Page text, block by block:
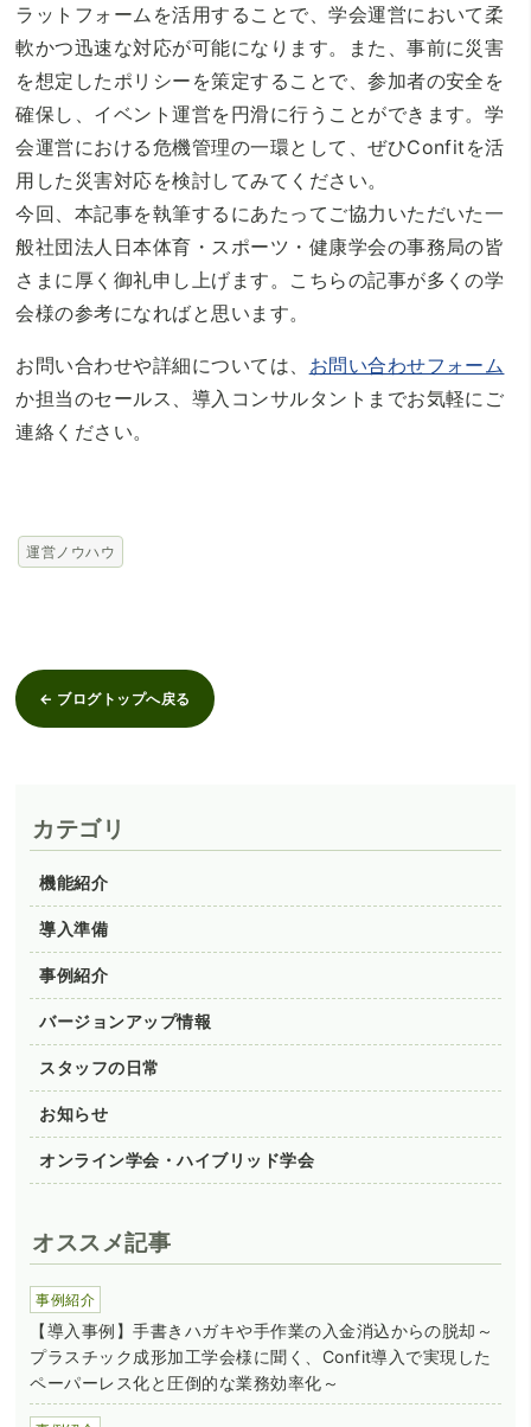
ラットフォームを活用することで、学会運営において柔
軟かつ迅速な対応が可能になります。また、事前に災害
を想定したポリシーを策定することで、参加者の安全を
確保し、イベント運営を円滑に行うことができます。学
会運営における危機管理の一環として、ぜひConfitを活
用した災害対応を検討してみてください。
今回、本記事を執筆するにあたってご協力いただいた一
般社団法人日本体育・スポーツ・健康学会の事務局の皆
さまに厚く御礼申し上げます。こちらの記事が多くの学
会様の参考になればと思います。
お問い合わせや詳細については、 お問い合わせフォーム
か担当のセールス、導入コンサルタントまでお気軽にご
連絡ください。
運営ノウハウ
← ブログトップへ戻る
カテゴリ
機能紹介
導入準備
事例紹介
バージョンアップ情報
スタッフの日常
お知らせ
オンライン学会・ハイブリッド学会
オススメ記事
事例紹介
【導入事例】手書きハガキや手作業の入金消込からの脱却～
プラスチック成形加工学会様に聞く、Confit導入で実現した
ペーパーレス化と圧倒的な業務効率化～